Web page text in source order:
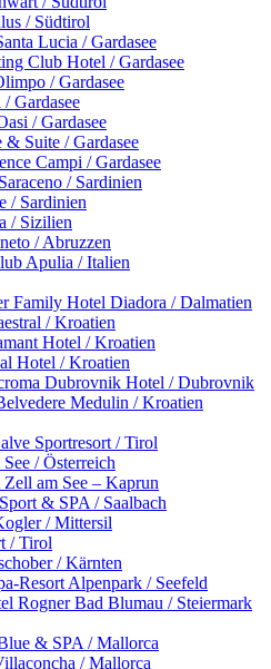
/ Südtirol
Lucia / Gardasee
Club Hotel / Gardasee
/ Gardasee
Gardasee
/ Gardasee
& Suite / Gardasee
Campi / Gardasee
/ Sardinien
/ Sardinien
/ Sizilien
/ Abruzzen
Apulia / Italien
Family Hotel Diadora / Dalmatien
/ Kroatien
Hotel / Kroatien
Hotel / Kroatien
Dubrovnik Hotel / Dubrovnik
Medulin / Kroatien
Sportresort / Tirol
/ Österreich
Zell am See – Kaprun
& SPA / Saalbach
/ Mittersil
/ Tirol
/ Kärnten
Resort Alpenpark / Seefeld
Rogner Bad Blumau / Steiermark
& SPA / Mallorca
/ Mallorca